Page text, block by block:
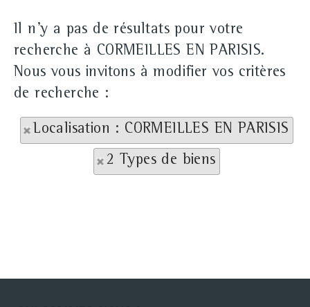
Il n'y a pas de résultats pour votre
recherche à CORMEILLES EN PARISIS.
Nous vous invitons à modifier vos critères
de recherche :
Localisation : CORMEILLES EN PARISIS
2 Types de biens